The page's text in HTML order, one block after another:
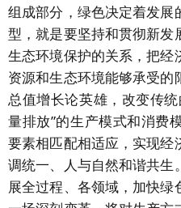
组成部分，绿色决定着发
型，就是要坚持和贯彻新发
生态环境保护的关系，把经
资源和生态环境能够承受
总值增长论英雄，改变传
量排放”的生产模式和消费
要素相匹配相适应，实现
调统一、人与自然和谐共
展全过程、各领域，加快